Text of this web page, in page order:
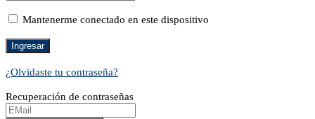
Mantenerme conectado en este dispositivo
¿Olvidaste tu contraseña?
Recuperación de contraseñas